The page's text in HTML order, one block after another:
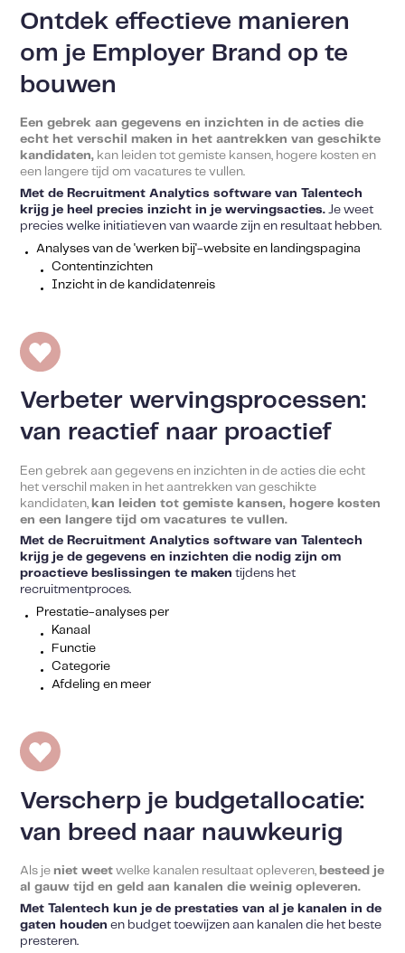
Ontdek effectieve manieren
om je Employer Brand op te
bouwen
Een gebrek aan gegevens en inzichten in de acties die
echt het verschil maken in het aantrekken van geschikte
kandidaten, kan leiden tot gemiste kansen, hogere kosten en
een langere tijd om vacatures te vullen.
Met de Recruitment Analytics software van Talentech
krijg je heel precies inzicht in je wervingsacties. Je weet
precies welke initiatieven van waarde zijn en resultaat hebben.
Analyses van de 'werken bij'-website en landingspagina
Contentinzichten
Inzicht in de kandidatenreis
Verbeter wervingsprocessen:
van reactief naar proactief
Een gebrek aan gegevens en inzichten in de acties die echt
het verschil maken in het aantrekken van geschikte
kandidaten, kan leiden tot gemiste kansen, hogere kosten
en een langere tijd om vacatures te vullen.
Met de Recruitment Analytics software van Talentech
krijg je de gegevens en inzichten die nodig zijn om
proactieve beslissingen te maken tijdens het
recruitmentproces.
Prestatie-analyses per
Kanaal
Functie
Categorie
Afdeling en meer
Verscherp je budgetallocatie:
van breed naar nauwkeurig
Als jeniet weet welke kanalen resultaat opleveren, besteed je
al gauw tijd en geld aan kanalen die weinig opleveren.
Met Talentech kun je de prestaties van al je kanalen in de
gaten houden en budget toewijzen aan kanalen die het beste
presteren.